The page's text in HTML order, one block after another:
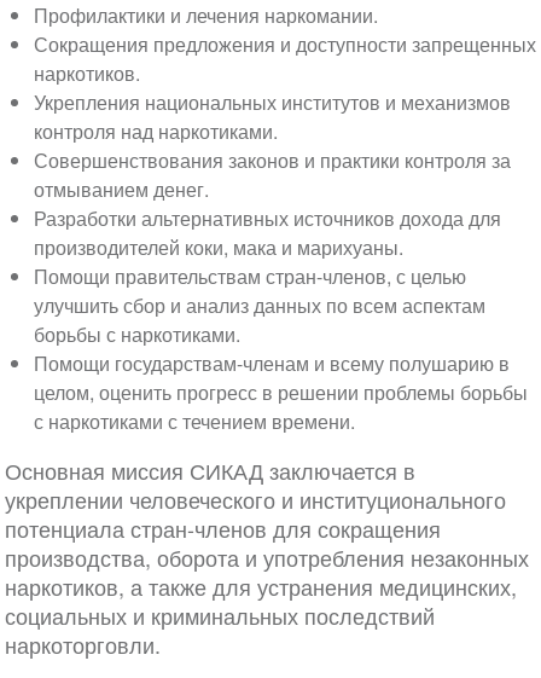
Профилактики и лечения наркомании.
Сокращения предложения и доступности запрещенных
наркотиков.
Укрепления национальных институтов и механизмов
контроля над наркотиками.
Совершенствования законов и практики контроля за
отмыванием денег.
Разработки альтернативных источников дохода для
производителей коки, мака и марихуаны.
Помощи правительствам стран-членов, с целью
улучшить сбор и анализ данных по всем аспектам
борьбы с наркотиками.
Помощи государствам-членам и всему полушарию в
целом, оценить прогресс в решении проблемы борьбы
с наркотиками с течением времени.
Основная миссия СИКАД заключается в
укреплении человеческого и институционального
потенциала стран-членов для сокращения
производства, оборота и употребления незаконных
наркотиков, а также для устранения медицинских,
социальных и криминальных последствий
наркоторговли.